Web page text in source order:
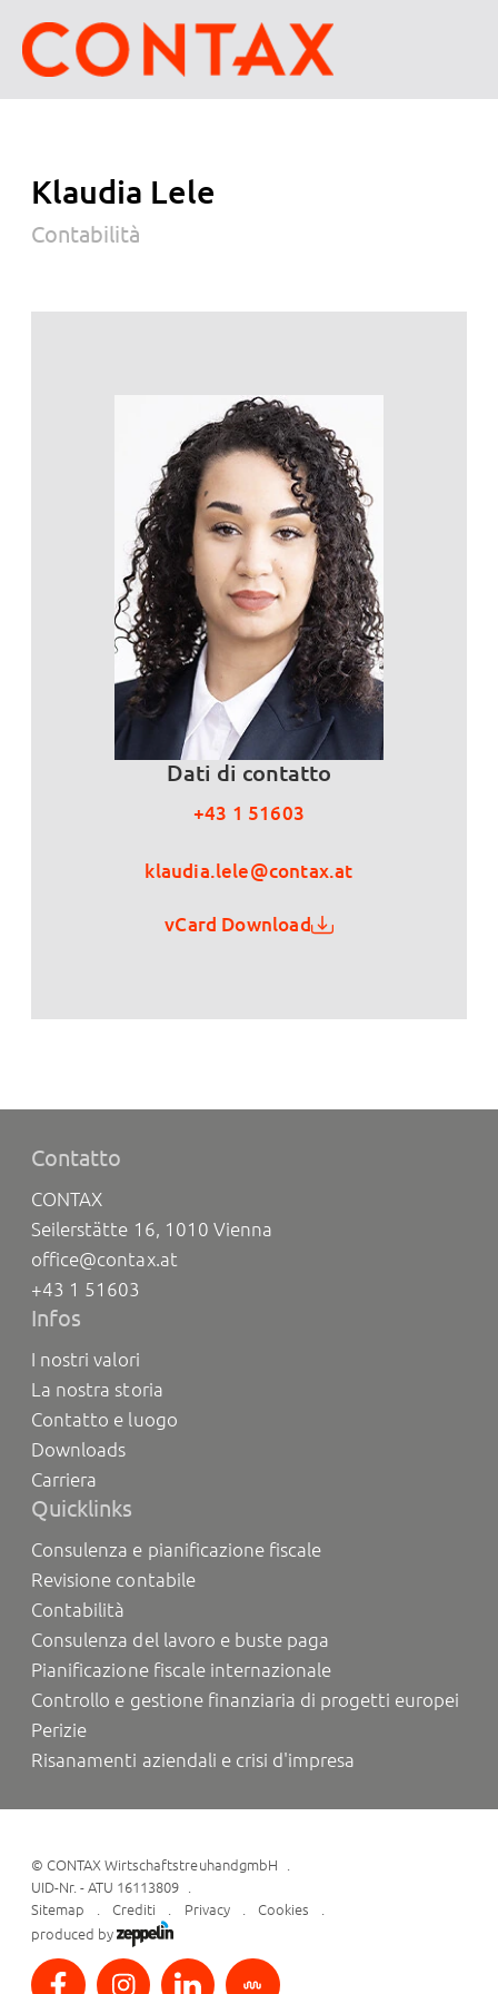
Klaudia Lele
Contabilità
Dati di contatto
+43 1 51603
klaudia.lele@contax.at
vCard Download
Contatto
CONTAX
Seilerstätte 16, 1010 Vienna
office@contax.at
+43 1 51603
Infos
I nostri valori
La nostra storia
Contatto e luogo
Downloads
Carriera
Quicklinks
Consulenza e pianificazione fiscale
Revisione contabile
Contabilità
Consulenza del lavoro e buste paga
Pianificazione fiscale internazionale
Controllo e gestione finanziaria di progetti europei
Perizie
Risanamenti aziendali e crisi d'impresa
©CONTAX WirtschaftstreuhandgmbH
UID-Nr. - ATU 16113809
Sitemap
Crediti Privacy
Cookies
produced by